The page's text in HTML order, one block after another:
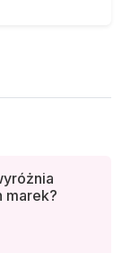
marek?